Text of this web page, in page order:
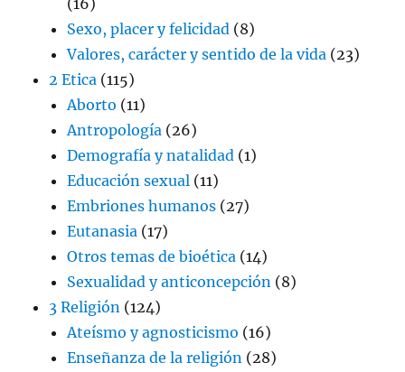
Sexo, placer y felicidad (8)
Valores, carácter y sentido de la vida (23)
2 Etica (115)
Aborto (11)
Antropología (26)
Demografía y natalidad (1)
Educación sexual (11)
Embriones humanos (27)
Eutanasia (17)
Otros temas de bioética (14)
Sexualidad y anticoncepción (8)
3 Religión (124)
Ateísmo y agnosticismo (16)
Enseñanza de la religión (28)